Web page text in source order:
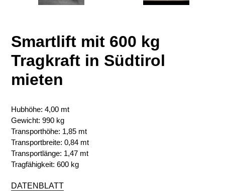
Smartlift mit 600 kg
Tragkraft in Südtirol
mieten
Hubhöhe: 4,00 mt
Gewicht: 990 kg
Transporthöhe: 1,85 mt
Transportbreite: 0,84 mt
Transportlänge: 1,47 mt
Tragfähigkeit: 600 kg
DATENBLATT